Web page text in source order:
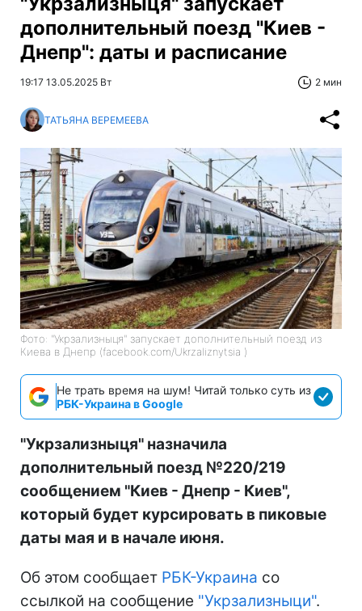
дополнительный поезд "Киев -
Днепр": даты и расписание
19:17 13.05.2025 Вт 2 мин
ТАТЬЯНА ВЕРЕМЕЕВА
Фото: "Укрзализныця" запускает дополнительный поезд из
Киева в Днепр (facebook.com/Ukrzaliznytsia )
Не трать время на шум! Читай только суть из
РБК-Украина в Google
"Укрзализныця" назначила
дополнительный поезд №220/219
сообщением "Киев - Днепр - Киев",
который будет курсировать в пиковые
даты мая и в начале июня.
Об этом сообщает РБК-Украина со
ссылкой на сообщение "Укрзализныци".